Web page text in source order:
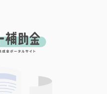
タンを押下した時点
同意したものとみなさ